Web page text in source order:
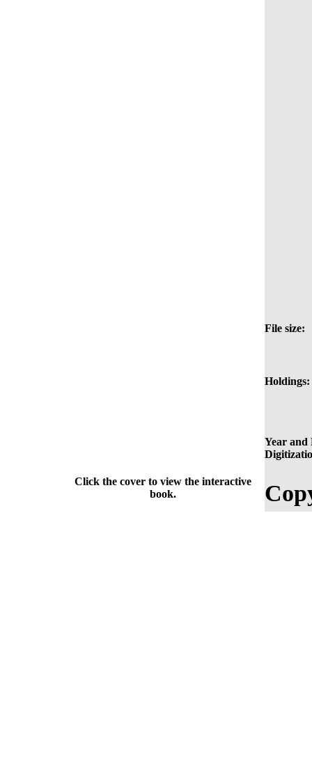
File size:
Holdings:
Year and
Click the cover to view the interactive
book.